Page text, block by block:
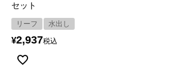
セット
リーフ 水出し
¥2,937税込